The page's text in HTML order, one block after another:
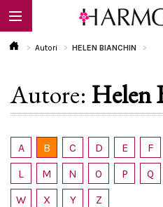
EBOOK
LIBRI
Calendario
Autori HELEN BIANCHIN
Autore: Helen
A B C D E F
L
M N O P Q
W
X Y Z